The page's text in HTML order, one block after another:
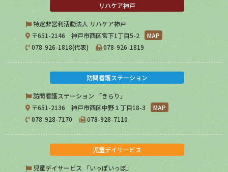
リハケア神戸
特定非営利活動法人 リハケア神戸
〒651-2146 神戸市西区宮下1丁目5-2
MAP
078-926-1818(代表)
078-926-1819
訪問看護ステーション
訪問看護ステーション 「きらり」
〒651-2136 神戸市西区中野１丁目18-3
MAP
078-928-7170
078-928-7110
児童デイサービス
児童デイサービス 「いっぽいっぽ」